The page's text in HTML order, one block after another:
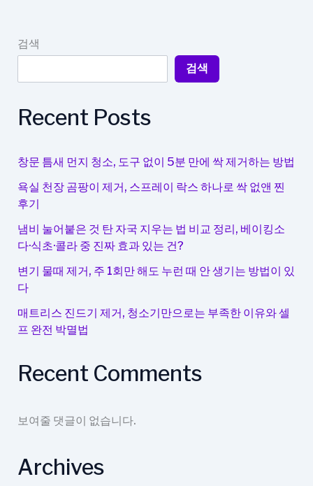
로
법
로
중
높
이
기
검색
검색
Recent Posts
창문 틈새 먼지 청소, 도구 없이 5분 만에 싹 제거하는 방법
욕실 천장 곰팡이 제거, 스프레이 락스 하나로 싹 없앤 찐
후기
냄비 눌어붙은 것 탄 자국 지우는 법 비교 정리, 베이킹소
다·식초·콜라 중 진짜 효과 있는 건?
변기 물때 제거, 주 1회만 해도 누런 때 안 생기는 방법이 있
다
매트리스 진드기 제거, 청소기만으로는 부족한 이유와 셀
프 완전 박멸법
Recent Comments
보여줄 댓글이 없습니다.
Archives